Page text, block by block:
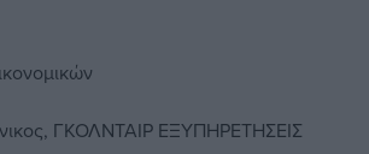
ΓΚΟΛΝΤΑΙΡ ΕΞΥΠΗΡΕΤΗΣΕΙΣ